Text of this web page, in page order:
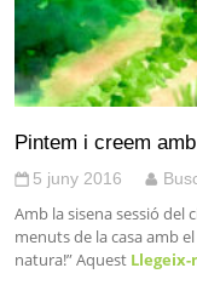
Pintem i creem
5 juny 2016
Amb la sisena sessió del
menuts de la casa amb
natura!” Aquest